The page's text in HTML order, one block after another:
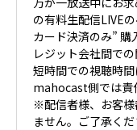
の有料生配信LIVE
カード決済のみ” 購
レジット会社間で
短時間での視聴時間
mahocast側では責
※配信者様、お客様
ません。ご了承くだ